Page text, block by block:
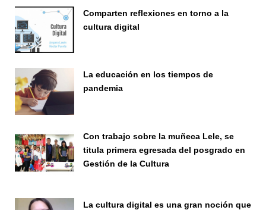
Comparten reflexiones en torno a la
cultura digital
La educación en los tiempos de
pandemia
Con trabajo sobre la muñeca Lele, se
titula primera egresada del posgrado en
Gestión de la Cultura
La cultura digital es una gran noción que